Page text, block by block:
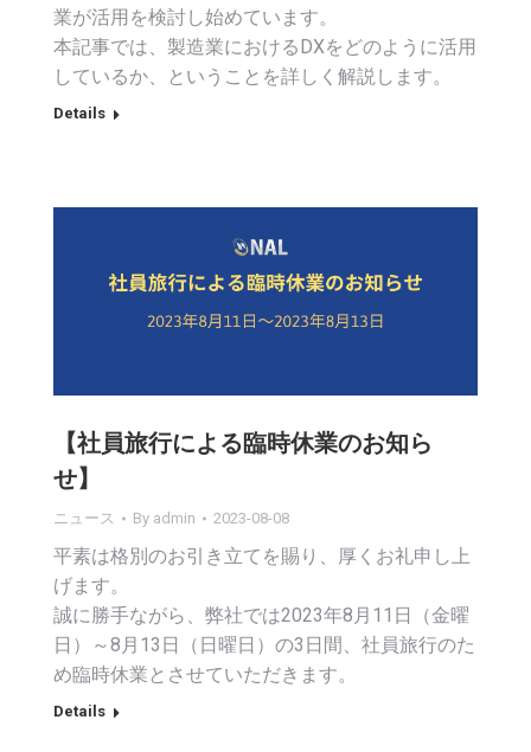
業が活用を検討し始めています。
本記事では、製造業におけるDXをどのように活用
しているか、ということを詳しく解説します。
Details
【社員旅行による臨時休業のお知ら
せ】
ニュース By admin 2023-08-08
平素は格別のお引き立てを賜り、厚くお礼申し上
げます。
誠に勝手ながら、弊社では2023年8月11日（金曜
日）～8月13日（日曜日）の3日間、社員旅行のた
め臨時休業とさせていただきます。
Details